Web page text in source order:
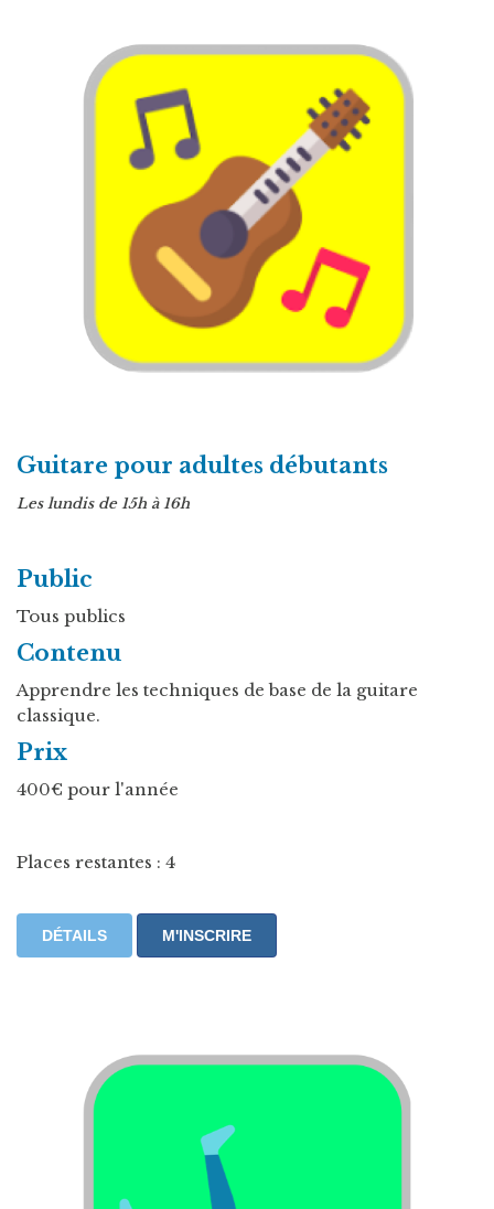
Guitare pour adultes débutants
Les lundis de 15h à 16h
Public
Tous publics
Contenu
Apprendre les techniques de base de la guitare
classique.
Prix
400€ pour l'année
Places restantes : 4
DÉTAILS M'INSCRIRE